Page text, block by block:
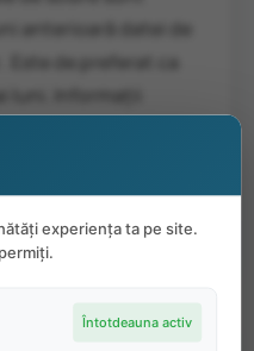
anterioară datei de
de preferat ca
luni. Informații
oferte de locuri de
experiența ta pe site.
Întotdeauna activ